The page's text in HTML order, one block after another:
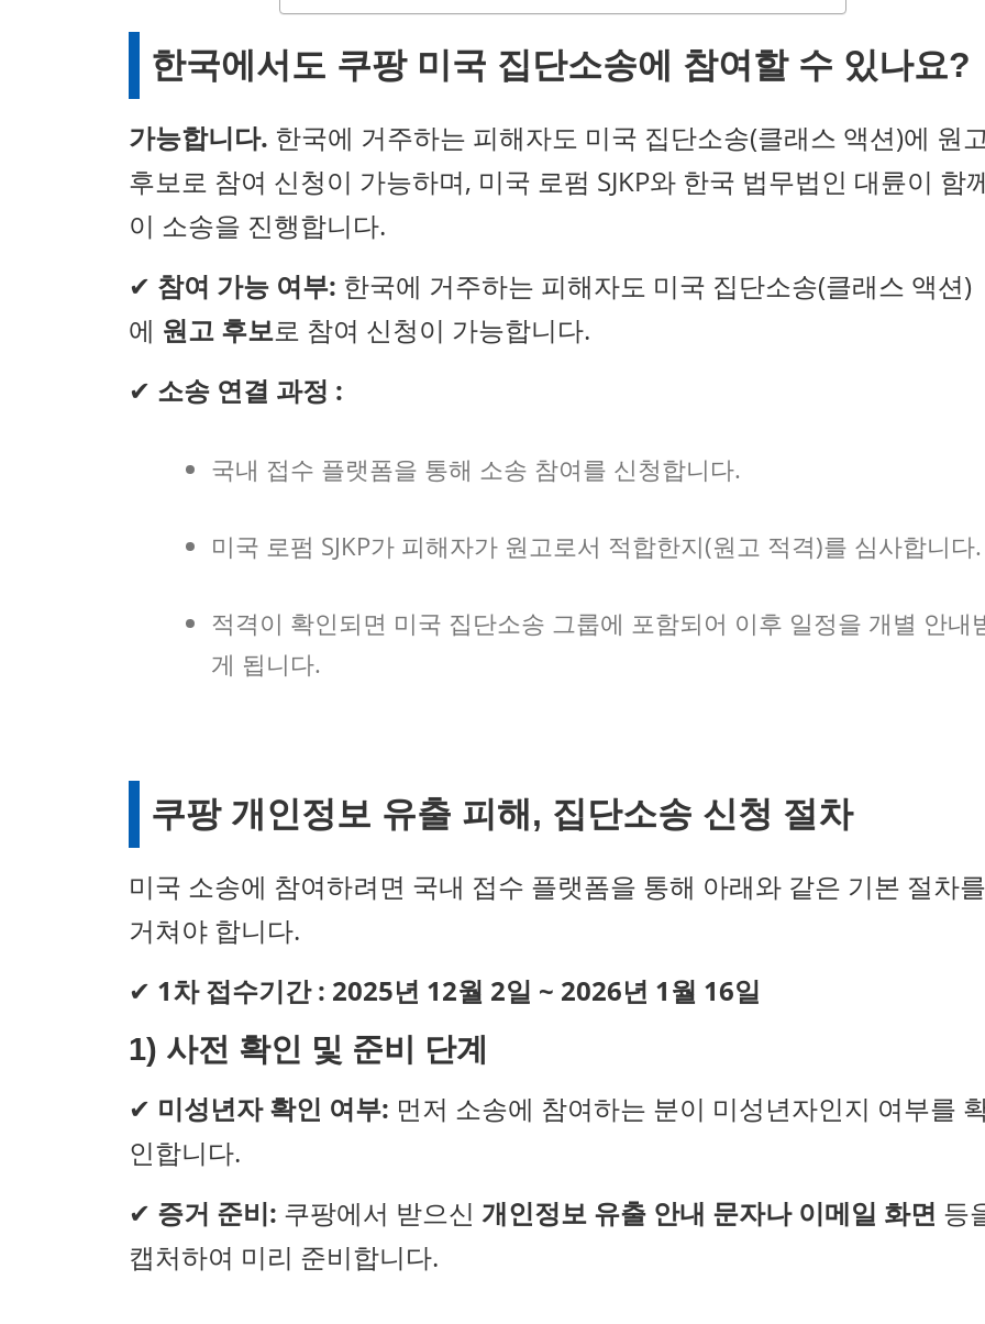
한국에서도 쿠팡 미국 집단소송에 참여할 수 있나요?
가능합니다. 한국에 거주하는 피해자도 미국 집단소송(클래스 액션)에 원
후보로 참여 신청이 가능하며, 미국 로펌 SJKP와 한국 법무법인 대륜이 함
이 소송을 진행합니다.
✔ 참여 가능 여부: 한국에 거주하는 피해자도 미국 집단소송(클래스 액션)
에 원고 후보로 참여 신청이 가능합니다.
✔ 소송 연결 과정 :
국내 접수 플랫폼을 통해 소송 참여를 신청합니다.
미국 로펌 SJKP가 피해자가 원고로서 적합한지(원고 적격)를 심사합니다.
적격이 확인되면 미국 집단소송 그룹에 포함되어 이후 일정을 개별 안내
게 됩니다.
쿠팡 개인정보 유출 피해, 집단소송 신청 절차
미국 소송에 참여하려면 국내 접수 플랫폼을 통해 아래와 같은 기본 절차를
거쳐야 합니다.
✔ 1차 접수기간 : 2025년 12월 2일 ~ 2026년 1월 16일
1) 사전 확인 및 준비 단계
✔ 미성년자 확인 여부: 먼저 소송에 참여하는 분이 미성년자인지 여부를
인합니다.
✔ 증거 준비: 쿠팡에서 받으신 개인정보 유출 안내 문자나 이메일 화면 등
캡처하여 미리 준비합니다.